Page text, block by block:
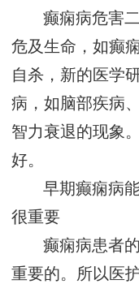
癫痫病危害
危及生命，如癫
自杀，新的医学
病，如脑部疾病
智力衰退的现象
好。
早期癫痫病
很重要
癫痫病患者
重要的。所以医